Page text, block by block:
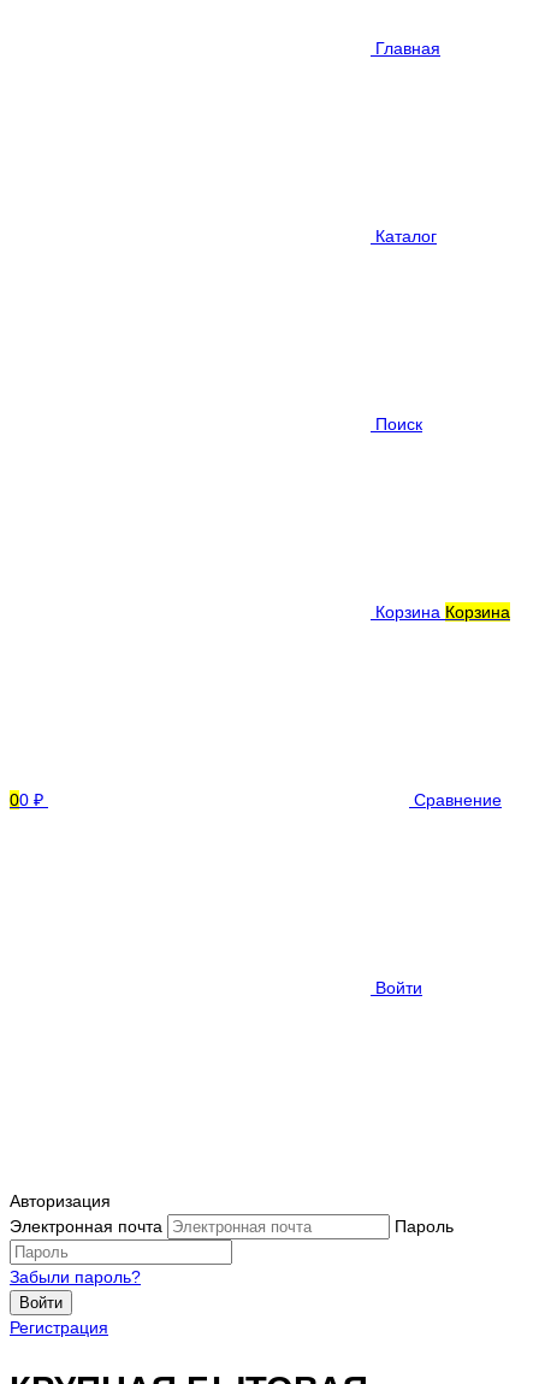
Главная
Каталог
Поиск
Корзина Корзина
00 ₽ Сравнение
Войти
Авторизация
Электронная почта
Пароль
Забыли пароль?
Войти
Регистрация